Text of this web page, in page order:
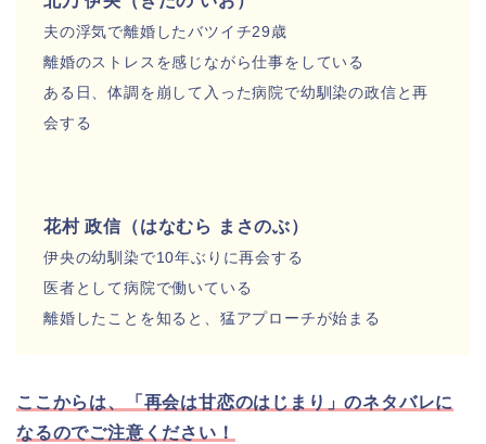
夫の浮気で離婚したバツイチ29歳
離婚のストレスを感じながら仕事をしている
ある日、体調を崩して入った病院で幼馴染の政信と再
会する
花村 政信（はなむら まさのぶ）
伊央の幼馴染で10年ぶりに再会する
医者として病院で働いている
離婚したことを知ると、猛アプローチが始まる
ここからは、「再会は甘恋のはじまり」のネタバレに
なるのでご注意ください！